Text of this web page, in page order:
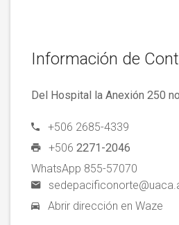
Información de
Del Hospital la Anexión 250
+506 2685-4339
+506 2271-2046
WhatsApp 855-57070
Abrir dirección en Waze